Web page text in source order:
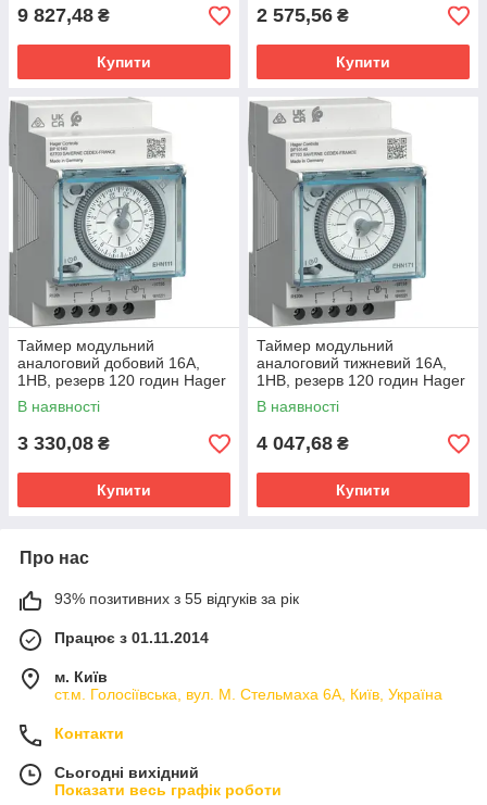
9 827,48 ₴
Купити
2 575,56 ₴
Купити
Таймер модульний
аналоговий добовий 16А,
1НВ, резерв 120 годин Hager
В наявності
3 330,08 ₴
Купити
Таймер модульний
аналоговий тижневий 16А,
1НВ, резерв 120 годин Hager
В наявності
4 047,68 ₴
Купити
Про нас
93% позитивних з 55 відгуків за рік
Працює з 01.11.2014
м. Київ
ст.м. Голосіївська, вул. М. Стельмаха 6А, Київ, Україна
Контакти
Сьогодні вихідний
Показати весь графік роботи